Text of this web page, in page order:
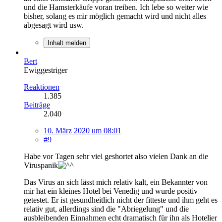
und die Hamsterkäufe voran treiben. Ich lebe so weiter wie
bisher, solang es mir möglich gemacht wird und nicht alles
abgesagt wird usw.
Inhalt melden
Bert
Ewiggestriger
Reaktionen
1.385
Beiträge
2.040
10. März 2020 um 08:01
#9
Habe vor Tagen sehr viel geshortet also vielen Dank an die
Viruspanik
Das Virus an sich lässt mich relativ kalt, ein Bekannter von
mir hat ein kleines Hotel bei Venedig und wurde positiv
getestet. Er ist gesundheitlich nicht der fitteste und ihm geht es
relativ gut, allerdings sind die "Abriegelung" und die
ausbleibenden Einnahmen echt dramatisch für ihn als Hotelier